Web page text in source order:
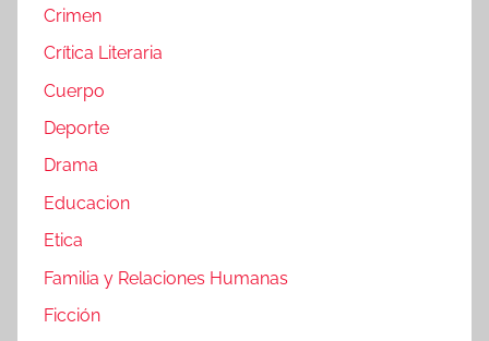
Crimen
Crítica Literaria
Cuerpo
Deporte
Drama
Educacion
Etica
Familia y Relaciones Humanas
Ficción